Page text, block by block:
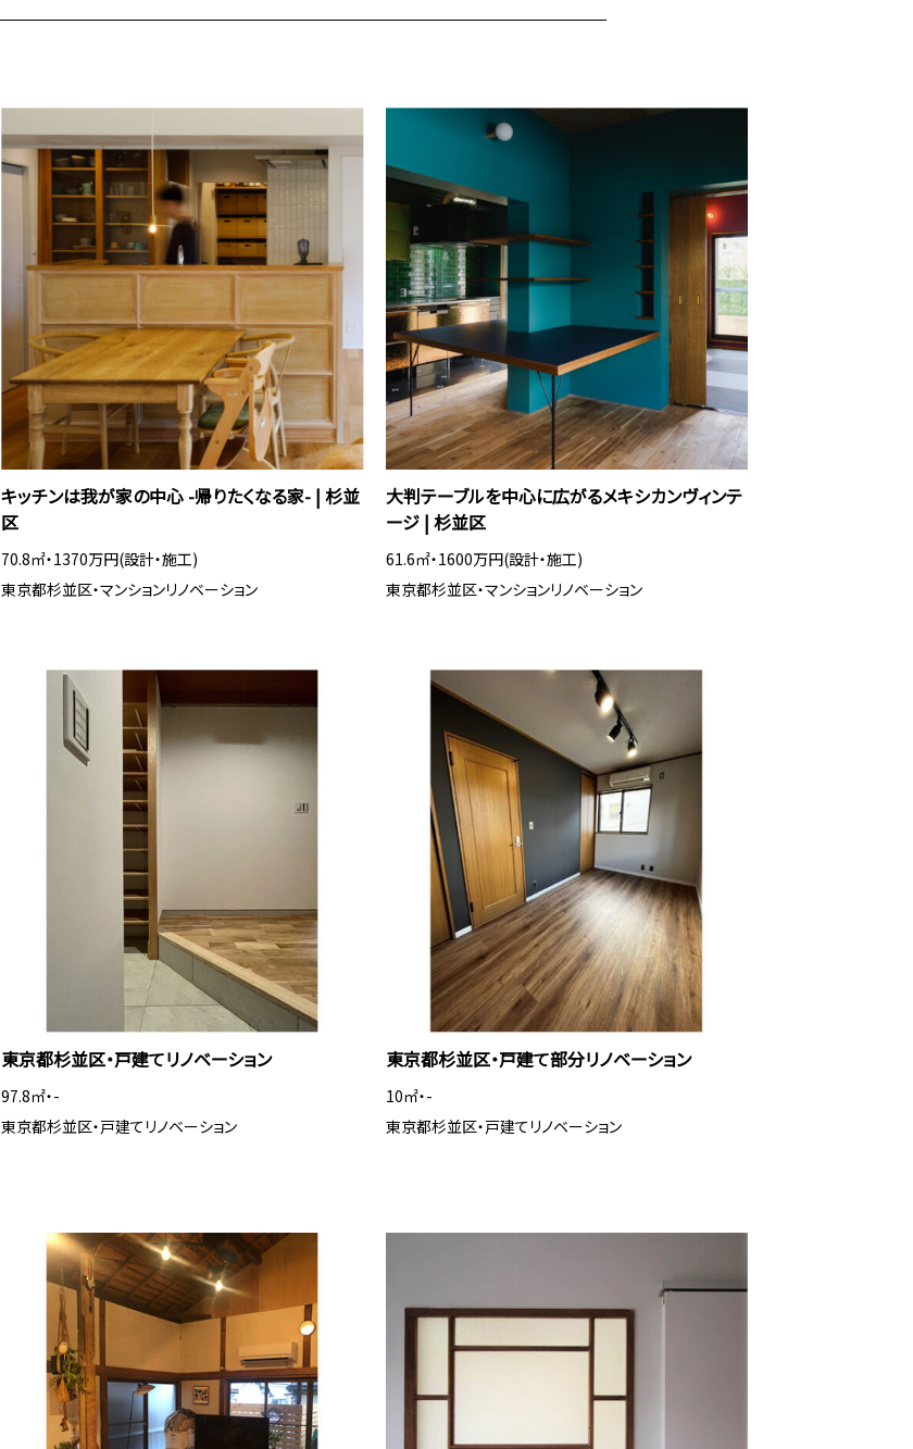
キッチンは我が家の中心 -帰りたくなる家- | 杉並
区
70.8㎡・1370万円(設計・施工)
東京都杉並区・マンションリノベーション
大判テーブルを中心に広がるメキシカンヴィンテ
ージ | 杉並区
61.6㎡・1600万円(設計・施工)
東京都杉並区・マンションリノベーション
東京都杉並区・戸建てリノベーション
97.8㎡・-
東京都杉並区・戸建てリノベーション
東京都杉並区・戸建て部分リノベーション
10㎡・-
東京都杉並区・戸建てリノベーション